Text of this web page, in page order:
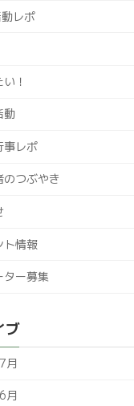
レポ
！
動
事レポ
のつぶやき
ト情報
ター募集
ブ
月
月